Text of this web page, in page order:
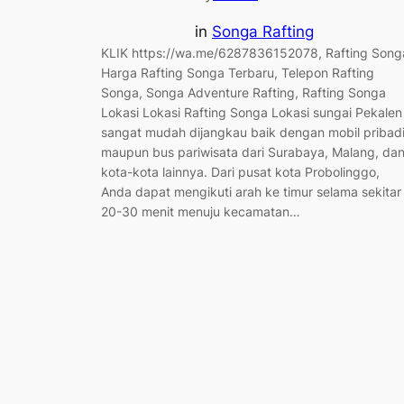
in Songa Rafting
KLIK https://wa.me/6287836152078, Rafting
Harga Rafting Songa Terbaru, Telepon Rafting
Songa, Songa Adventure Rafting, Rafting Songa
Lokasi Lokasi Rafting Songa Lokasi sungai Pekalen
sangat mudah dijangkau baik dengan mobil pribadi
maupun bus pariwisata dari Surabaya, Malang, dan
kota-kota lainnya. Dari pusat kota Probolinggo,
Anda dapat mengikuti arah ke timur selama sekitar
20-30 menit menuju kecamatan…